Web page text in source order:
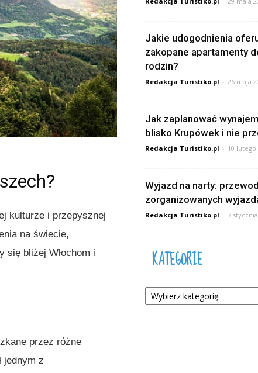
kulturze i przepysznej
na świecie,
się bliżej Włochom i
przez różne
jednym z
Jakie udogodnienia
zakopane apartamenty
rodzin?
Redakcja Turistiko.pl - 26 maja
Jak zaplanować
blisko Krupówek i nie
Redakcja Turistiko.pl - 10 lutego
Wyjazd na narty:
zorganizowanych
Redakcja Turistiko.pl - 7
KATEGORIE
Kategorie